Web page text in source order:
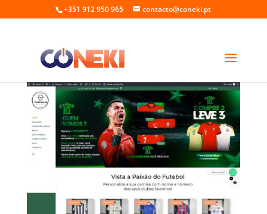
+351 912 950 965 contacto@coneki.pt